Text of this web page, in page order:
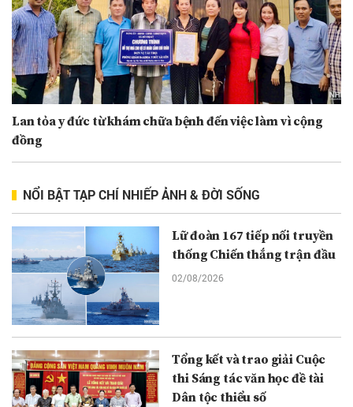
Lan tỏa y đức từ khám chữa bệnh đến việc làm vì cộng
đồng
NỔI BẬT TẠP CHÍ NHIẾP ẢNH & ĐỜI SỐNG
Lữ đoàn 167 tiếp nối truyền
thống Chiến thắng trận đầu
02/08/2026
Tổng kết và trao giải Cuộc
thi Sáng tác văn học đề tài
Dân tộc thiểu số